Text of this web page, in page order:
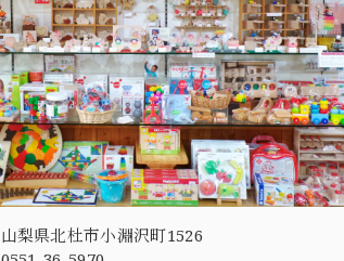
山梨県北杜市小淵沢町1526